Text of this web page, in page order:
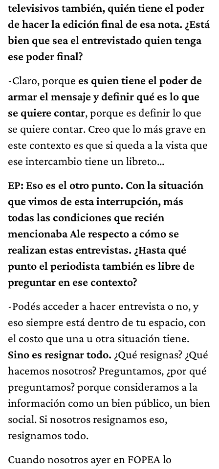
televisivos también, quién tiene el poder
de hacer la edición final de esa nota. ¿Está
bien que sea el entrevistado quien tenga
ese poder final?
-Claro, porque es quien tiene el poder de
armar el mensaje y definir qué es lo que
se quiere contar, porque es definir lo que
se quiere contar. Creo que lo más grave en
este contexto es que si queda a la vista que
ese intercambio tiene un libreto...
EP: Eso es el otro punto. Con la situación
que vimos de esta interrupción, más
todas las condiciones que recién
mencionaba Ale respecto a cómo se
realizan estas entrevistas. ¿Hasta qué
punto el periodista también es libre de
preguntar en ese contexto?
-Podés acceder a hacer entrevista o no, y
eso siempre está dentro de tu espacio, con
el costo que una u otra situación tiene.
Sino es resignar todo. ¿Qué resignas? ¿Qué
hacemos nosotros? Preguntamos, ¿por qué
preguntamos? porque consideramos a la
información como un bien público, un bien
social. Si nosotros resignamos eso,
resignamos todo.
Cuando nosotros ayer en FOPEA lo